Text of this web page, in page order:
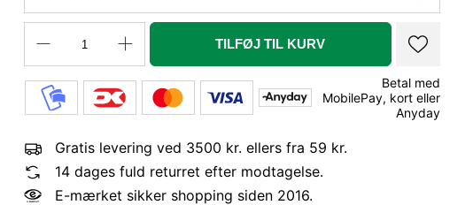
TILFØJ TIL KURV
Betal med
MobilePay, kort eller
Anyday
Gratis levering ved 3500 kr. ellers fra 59 kr.
14 dages fuld returret efter modtagelse.
E-mærket sikker shopping siden 2016.